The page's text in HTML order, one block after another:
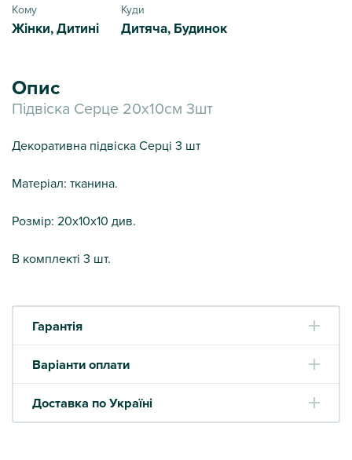
Кому
Жінки, Дитині
Куди
Дитяча, Будинок
Опис
Підвіска Серце 20х10см 3шт
Декоративна підвіска Серці 3 шт
Матеріал: тканина.
Розмір: 20х10х10 див.
В комплекті 3 шт.
Гарантія
Варіанти оплати
Доставка по Україні